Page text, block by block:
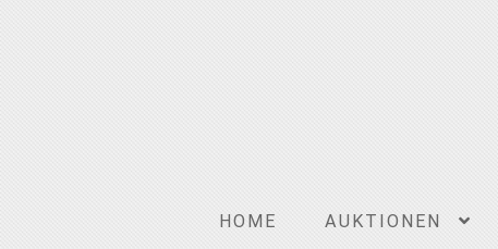
HOME AUKTIONEN